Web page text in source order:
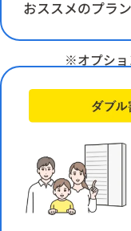
おススメのプラン
※ご利用のガス機器に
【3％割引】浴室暖房割
※都市ガス浴室暖房を
※割引上限額/1ヶ月
【3％割引】エコ給湯器割
※エコジョーズ（高効
※割引上限額/1ヶ月
※1円未満切り捨て
※オプショ